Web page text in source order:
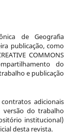
de Geografia
publicação, como
COMMONS
do
e publicação
adicionais
versão do trabalho
institucional)
desta revista.